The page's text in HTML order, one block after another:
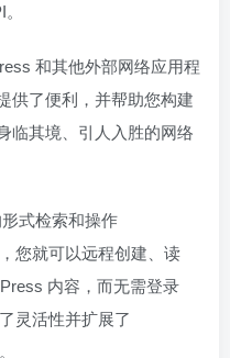
和其他外部网络应用程
供了便利，并帮助您构建
临其境、引人入胜的网络
式检索和操作
您就可以远程创建、读
内容，而无需登录
灵活性并扩展了